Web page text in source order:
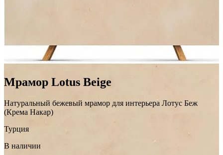
Мрамор Lotus Beige
Натуральный бежевый мрамор для интерьера Лотус Беж
(Крема Накар)
Турция
В наличии